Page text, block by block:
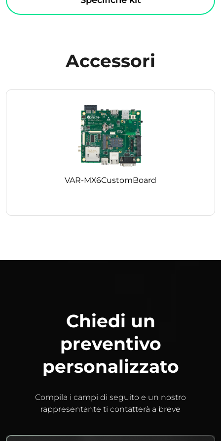
Accessori
VAR-MX6CustomBoard
Chiedi un
preventivo
personalizzato
Compila i campi di seguito e un nostro
rappresentante ti contatterà a breve